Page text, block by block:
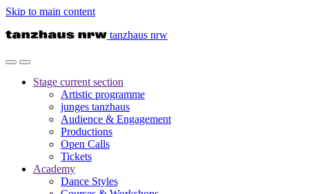
Skip to main content
tanzhaus nrw
Stage current section
Artistic programme
junges tanzhaus
Audience & Engagement
Productions
Open Calls
Tickets
Academy
Dance Styles